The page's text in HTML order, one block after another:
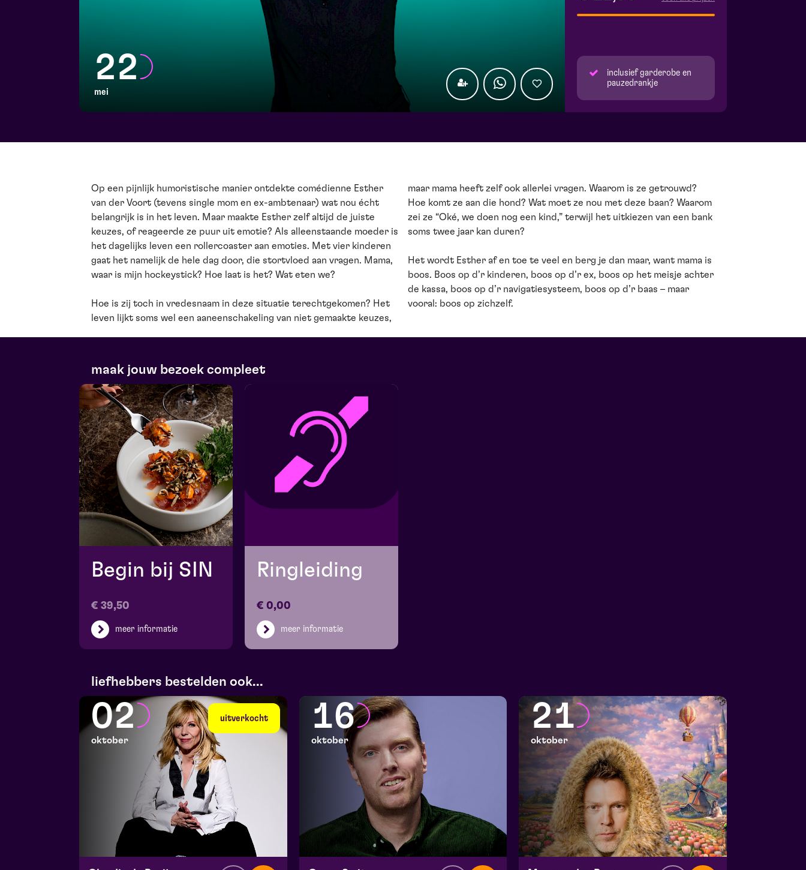
22
mei
inclusief garderobe en
pauzedrankje
Op een pijnlijk humoristische manier ontdekte comédienne Esther
van der Voort (tevens single mom en ex-ambtenaar) wat nou écht
belangrijk is in het leven. Maar maakte Esther zelf altijd de juiste
keuzes, of reageerde ze puur uit emotie? Als alleenstaande moeder is
het dagelijks leven een rollercoaster aan emoties. Met vier kinderen
gaat het namelijk de hele dag door, die stortvloed aan vragen. Mama,
waar is mijn hockeystick? Hoe laat is het? Wat eten we?
Hoe is zij toch in vredesnaam in deze situatie terechtgekomen? Het
leven lijkt soms wel een aaneenschakeling van niet gemaakte keuzes,
maar mama heeft zelf ook allerlei vragen. Waarom is ze getrouwd?
Hoe komt ze aan die hond? Wat moet ze nou met deze baan? Waarom
zei ze “Oké, we doen nog een kind,” terwijl het uitkiezen van een bank
soms twee jaar kan duren?
Het wordt Esther af en toe te veel en berg je dan maar, want mama is
boos. Boos op d’r kinderen, boos op d’r ex, boos op het meisje achter
de kassa, boos op d’r navigatiesysteem, boos op d’r baas – maar
vooral: boos op zichzelf.
maak jouw bezoek compleet
Begin bij SIN
€ 39,50
meer informatie
Ringleiding
€ 0,00
meer informatie
liefhebbers bestelden ook...
uitverkocht
02
oktober
16
oktober
21
oktober